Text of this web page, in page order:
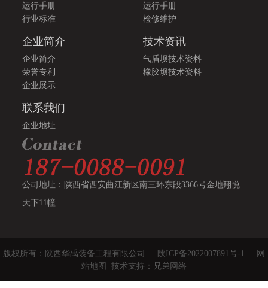
运行手册
行业标准
运行手册
检修维护
企业简介
企业简介
荣誉专利
企业展示
技术资讯
气盾坝技术资料
橡胶坝技术资料
联系我们
企业地址
公司地址：陕西省西安曲江新区南三环东段3366号金地翔悦
天下11幢
版权所有：陕西华禹装备工程有限公司 陕ICP备2022007891号-1
网
站地图 技术支持：兄弟网络